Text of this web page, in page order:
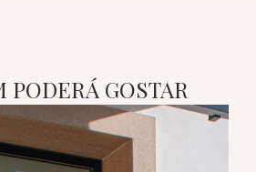
PODERÁ GOSTAR